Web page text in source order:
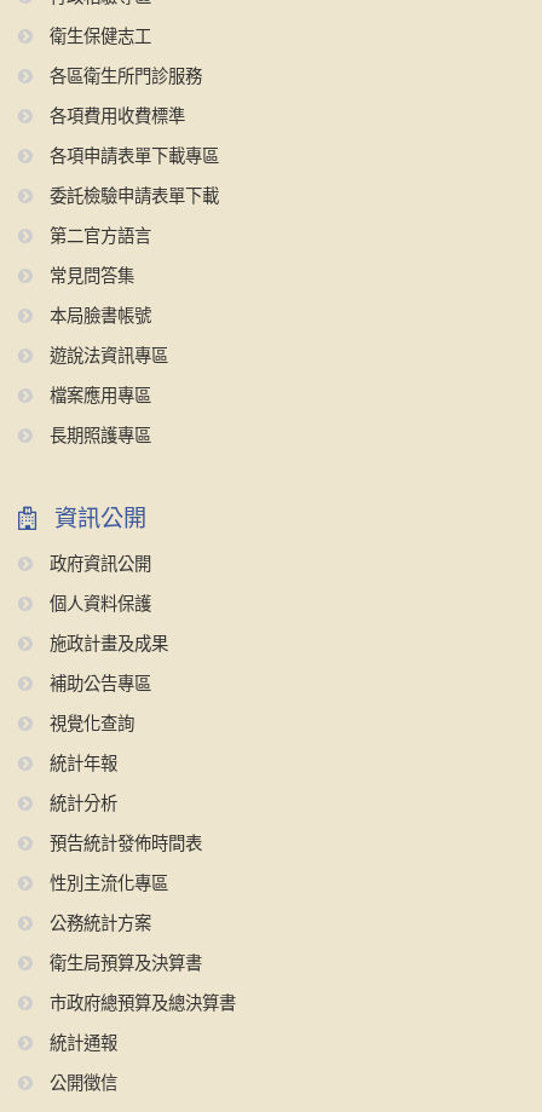
衛生保健志工
各區衛生所門診服務
各項費用收費標準
各項申請表單下載專區
委託檢驗申請表單下載
第二官方語言
常見問答集
本局臉書帳號
遊說法資訊專區
檔案應用專區
長期照護專區
資訊公開
政府資訊公開
個人資料保護
施政計畫及成果
補助公告專區
視覺化查詢
統計年報
統計分析
預告統計發佈時間表
性別主流化專區
公務統計方案
衛生局預算及決算書
市政府總預算及總決算書
統計通報
公開徵信